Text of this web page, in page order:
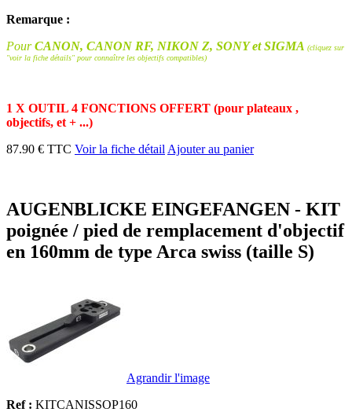
Remarque :
PourCANON, CANON RF, NIKON Z, SONY et SIGMA (cliquez sur
"voir la fiche détails" pour connaître les objectifs compatibles)
1 X OUTIL 4 FONCTIONS OFFERT (pour plateaux ,
objectifs, et + ...)
87.90 € TTC Voir la fiche détail Ajouter au panier
AUGENBLICKE EINGEFANGEN - KIT
poignée / pied de remplacement d'objectif
en 160mm de type Arca swiss (taille S)
Agrandir l'image
Ref : KITCANISSOP160